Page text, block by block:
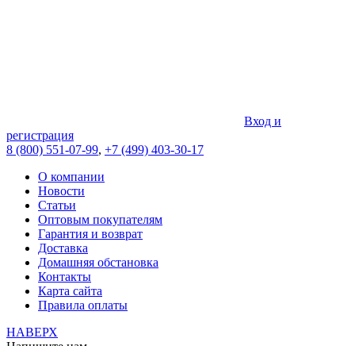
Вход и
регистрация
8 (800) 551-07-99, +7 (499) 403-30-17
О компании
Новости
Статьи
Оптовым покупателям
Гарантия и возврат
Доставка
Домашняя обстановка
Контакты
Карта сайта
Правила оплаты
НАВЕРХ